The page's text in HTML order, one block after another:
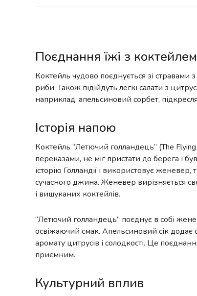
Поєднання їжі з коктейлем
Коктейль чудово поєднується зі стравами
риби. Також підійдуть легкі салати з
наприклад, апельсиновий сорбет,
Історія напою
Коктейль “Летючий голландець” (The
переказами, не міг пристати до берега і
історію Голландії і використовує
сучасного джина. Женевер вирізняється
і вишуканих коктейлів.
“Летючий голландець” поєднує в собі
освіжаючий смак. Апельсиновий сік додає
аромату цитрусів і солодкості. Це
приємним.
Культурний вплив